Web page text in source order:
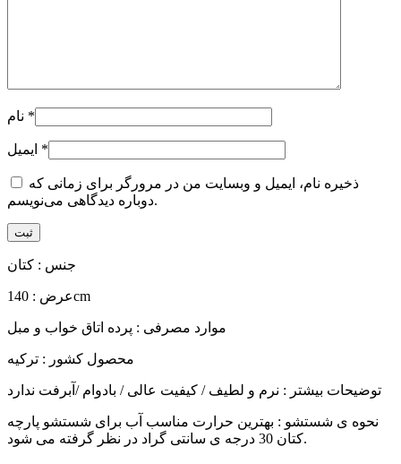
*
*
ذخیره نام، ایمیل و وبسایت من در مرورگر برای زمانی که
دوباره دیدگاهی می‌نویسم.
جنس : کتان
عرض : 140cm
موارد مصرفی : پرده اتاق خواب و مبل
محصول کشور : ترکیه
توضیحات بیشتر : نرم و لطیف / کیفیت عالی / بادوام /آبرفت ندارد
نحوه ی شستشو : بهترین حرارت مناسب آب برای شستشو پارچه
کتان 30 درجه ی سانتی گراد در نظر گرفته می شود.